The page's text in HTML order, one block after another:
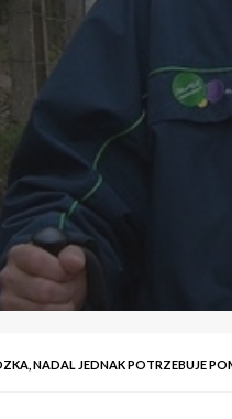
NADAL JEDNAK POTRZEBUJE